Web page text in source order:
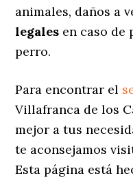
animales, daños a
legales en caso de
perro.
Para encontrar el
Villafranca de los
mejor a tus
te aconsejamos
Esta página está